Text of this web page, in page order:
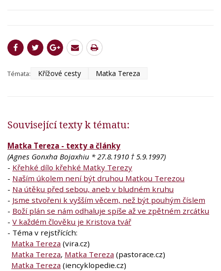
Témata: Křížové cesty Matka Tereza
Související texty k tématu:
Matka Tereza - texty a články
(Agnes Gonxha Bojaxhiu * 27.8.1910 † 5.9.1997)
- Křehké dílo křehké Matky Terezy
- Naším úkolem není být druhou Matkou Terezou
- Na útěku před sebou, aneb v bludném kruhu
- Jsme stvořeni k vyšším věcem, než být pouhým číslem
- Boží plán se nám odhaluje spíše až ve zpětném zrcátku
- V každém člověku je Kristova tvář
- Téma v rejstřících:
Matka Tereza (vira.cz)
Matka Tereza, Matka Tereza (pastorace.cz)
Matka Tereza (iencyklopedie.cz)